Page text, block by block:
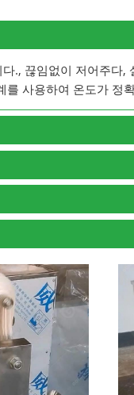
., 끊임없이 저어주다,
를 사용하여 온도가 정